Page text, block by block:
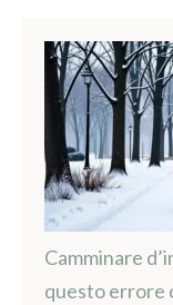
Camminare
questo errore